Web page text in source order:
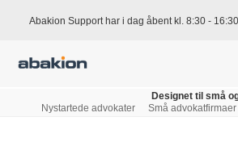
Abakion Support har i dag åbent kl. 8:30 -
Designet til små
Nystartede advokater
Små advokatfirmaer